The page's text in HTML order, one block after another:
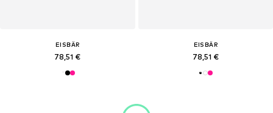
EISBÄR
78,51 €
EISBÄR
78,51 €